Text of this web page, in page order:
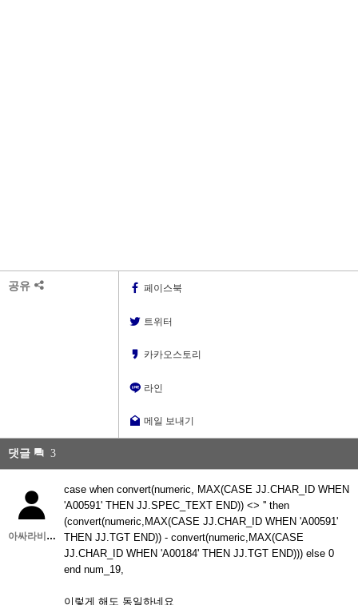
공유 페이스북
트위터
카카오스토리
라인
메일 보내기
댓글 3
아싸라비아콜롬비아
case when convert(numeric, MAX(CASE JJ.CHAR_ID WHEN
'A00591' THEN JJ.SPEC_TEXT END)) <> '' then
(convert(numeric,MAX(CASE JJ.CHAR_ID WHEN 'A00591'
THEN JJ.TGT END)) - convert(numeric,MAX(CASE
JJ.CHAR_ID WHEN 'A00184' THEN JJ.TGT END))) else 0
end num_19,
이렇게 해도 동일하네요